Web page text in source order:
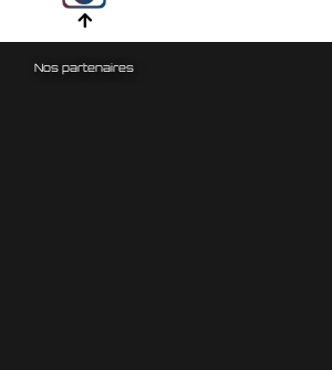
Maisonnais
Nos partenaires